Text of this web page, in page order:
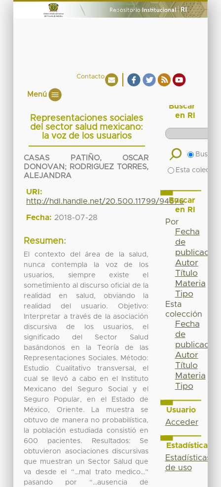
Contacto
Menú
Representaciones sociales
del sector salud mexicano:
la voz de los usuarios
CASAS PATIÑO, OSCAR
DONOVAN ; RODRIGUEZ TORRES,
ALEJANDRA
URI:
http://hdl.handle.net/20.500.11799/94676
Fecha: 2018-07-28
Resumen:
El contexto del área de la salud,
nunca contempla la voz de los
usuarios, siempre existe el
sometimiento al discurso oficial de la
realidad en salud, obviando la
realidad del usuario. Objetivo:
Interpretar a través de la asociación
discursiva de los usuarios, el
significado del Sector Salud
basándonos en la Teoría de las
Representaciones Sociales. Método:
Estudio Cualitativo transversal, el
cual se llevó a cabo en el Instituto
Mexicano del Seguro Social y el
Seguro Popular, en el Estado de
México, Oriente. La muestra se
obtuvo de manera no probabilística,
la población estudiada consistió en
600 pacientes. Resultados: Se
obtuvieron asociaciones discursivas
que muestran un Sector Salud que
va desde el “…mal trato medico…”
pasando por “…ausencia de
Buscar
en RI
Buscar
Esta
Buscar
en RI
Por
Fecha
de
publicación
Autor
Título
Materia
Tipo
Esta
colección
Fecha
de
publicación
Autor
Título
Materia
Tipo
Usuario
Acceder
Estadísticas
Estadísticas
de uso